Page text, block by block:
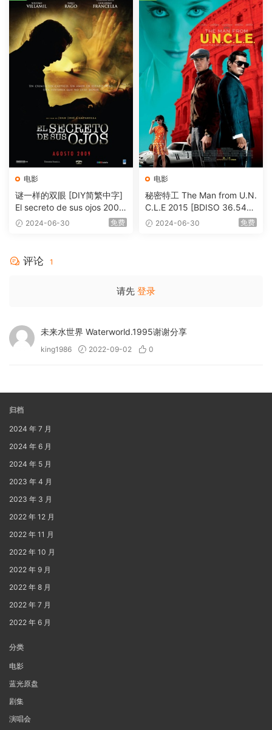
电影
谜一样的双眼 [DIY简繁中字]
El secreto de sus ojos 2009
1080p Blu-ray AVC DTS-HD
2024-06-30 免费
电影
秘密特工 The Man from U.N.
C.L.E 2015 [BDISO 36.54G
B] 2024-06-30 免费
评论 1
请先 登录
未来水世界 Waterworld.1995谢谢分享
king1986 2022-09-02 0
归档
2024 年 7 月
2024 年 6 月
2024 年 5 月
2023 年 4 月
2023 年 3 月
2022 年 12 月
2022 年 11 月
2022 年 10 月
2022 年 9 月
2022 年 8 月
2022 年 7 月
2022 年 6 月
分类
电影
蓝光原盘
剧集
演唱会